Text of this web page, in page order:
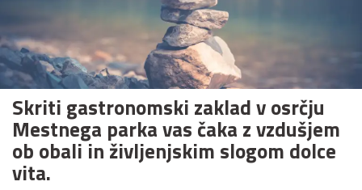
Skriti gastronomski zaklad v osrčju
Mestnega parka vas čaka z vzdušjem
ob obali in življenjskim slogom dolce
vita.